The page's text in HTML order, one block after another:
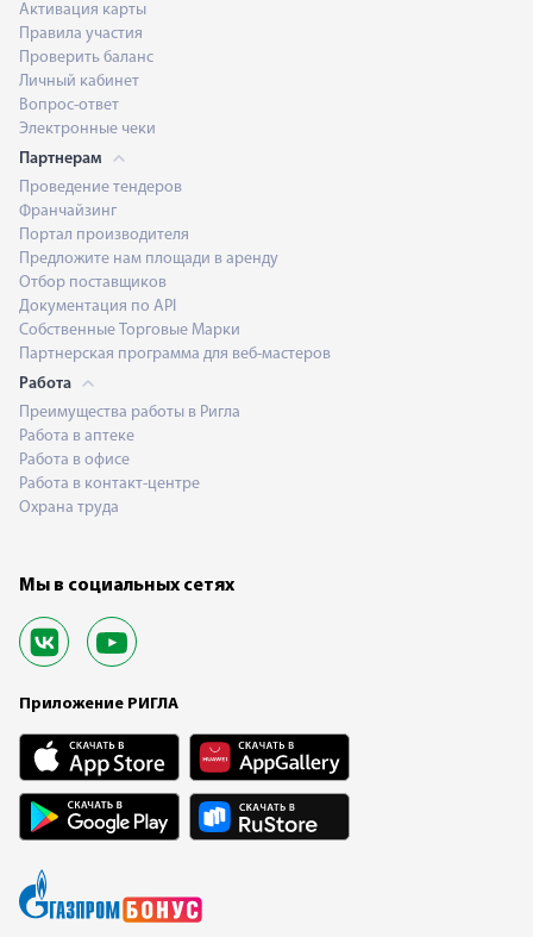
Активация карты
Правила участия
Проверить баланс
Личный кабинет
Вопрос-ответ
Электронные чеки
Партнерам
Проведение тендеров
Франчайзинг
Портал производителя
Предложите нам площади в аренду
Отбор поставщиков
Документация по API
Собственные Торговые Марки
Партнерская программа для веб-мастеров
Работа
Преимущества работы в Ригла
Работа в аптеке
Работа в офисе
Работа в контакт-центре
Охрана труда
Мы в социальных сетях
Приложение РИГЛА